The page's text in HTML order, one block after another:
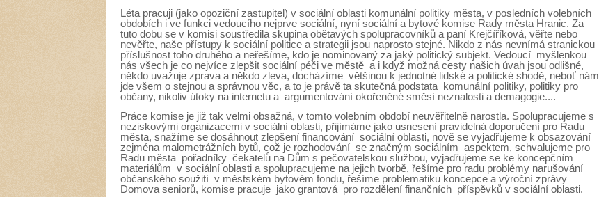
Léta pracuji (jako opoziční zastupitel) v sociální oblasti komunální politiky města, v posledních volebních
obdobích i ve funkci vedoucího nejprve sociální, nyní sociální a bytové komise Rady města Hranic. Za
tuto dobu se v komisi soustředila skupina obětavých spolupracovníků a paní Krejčíříková, věřte nebo
nevěřte, naše přístupy k sociální politice a strategii jsou naprosto stejné. Nikdo z nás nevnímá stranickou
příslušnost toho druhého a neřešíme, kdo je nominovaný za jaký politický subjekt. Vedoucí myšlenkou
nás všech je co nejvíce zlepšit sociální péči ve městě a i když možná cesty našich úvah jsou odlišné,
někdo uvažuje zprava a někdo zleva, docházíme většinou k jednotné lidské a politické shodě, neboť nám
jde všem o stejnou a správnou věc, a to je právě ta skutečná podstata komunální politiky, politiky pro
občany, nikoliv útoky na internetu a argumentování okořeněné směsí neznalosti a demagogie....
Práce komise je již tak velmi obsažná, v tomto volebním období neuvěřitelně narostla. Spolupracujeme s
neziskovými organizacemi v sociální oblasti, přijímáme jako usnesení pravidelná doporučení pro Radu
města, snažíme se dosáhnout zlepšení financování sociální oblasti, nově se vyjadřujeme k obsazování
zejména malometrážních bytů, což je rozhodování se značným sociálním aspektem, schvalujeme pro
Radu města pořadníky čekatelů na Dům s pečovatelskou službou, vyjadřujeme se ke koncepčním
materiálům v sociální oblasti a spolupracujeme na jejich tvorbě, řešíme pro radu problémy narušování
občanského soužití v městském bytovém fondu, řešíme problematiku koncepce a výroční zprávy
Domova seniorů, komise pracuje jako grantová pro rozdělení finančních příspěvků v sociální oblasti.